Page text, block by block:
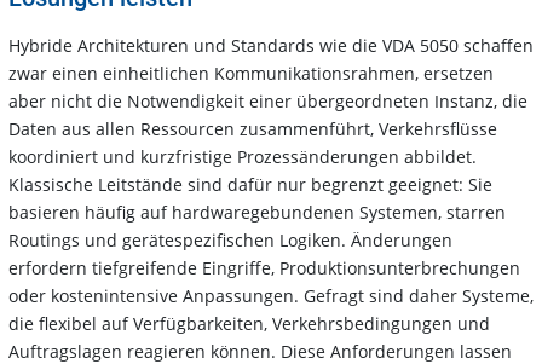
Hybride Architekturen und Standards wie die VDA 5050 schaffen
zwar einen einheitlichen Kommunikationsrahmen, ersetzen
aber nicht die Notwendigkeit einer übergeordneten Instanz, die
Daten aus allen Ressourcen zusammenführt, Verkehrsflüsse
koordiniert und kurzfristige Prozessänderungen abbildet.
Klassische Leitstände sind dafür nur begrenzt geeignet: Sie
basieren häufig auf hardwaregebundenen Systemen, starren
Routings und gerätespezifischen Logiken. Änderungen
erfordern tiefgreifende Eingriffe, Produktionsunterbrechungen
oder kostenintensive Anpassungen. Gefragt sind daher Systeme,
die flexibel auf Verfügbarkeiten, Verkehrsbedingungen und
Auftragslagen reagieren können. Diese Anforderungen lassen